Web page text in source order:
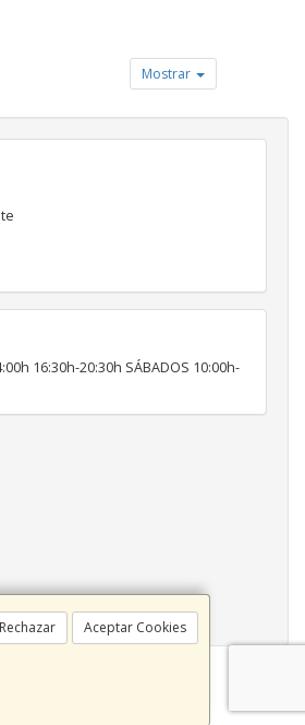
Mostrar
Rechazar Aceptar Cookies
16:30h-20:30h SÁBADOS 10:00h-